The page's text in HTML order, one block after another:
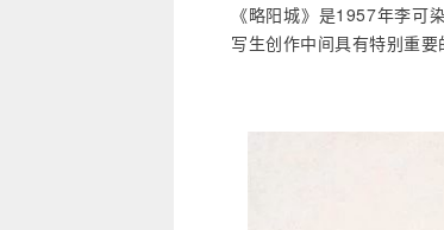
《略阳城》是1957年李可
写生创作中间具有特别重要